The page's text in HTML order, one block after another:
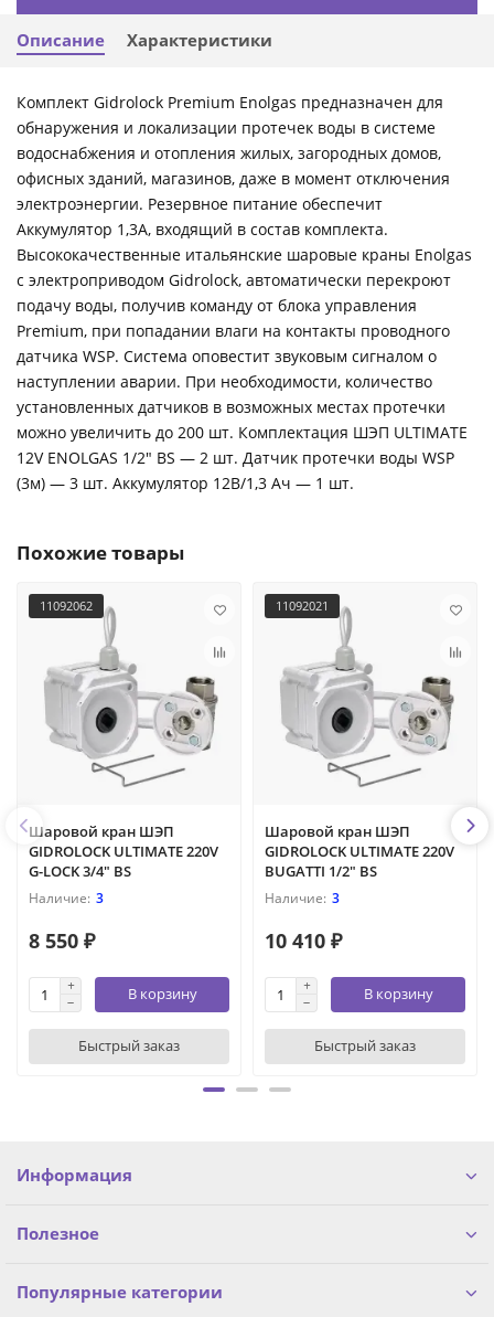
Описание Характеристики
Комплект Gidrоlock Premium Enolgas предназначен для
обнаружения и локализации протечек воды в системе
водоснабжения и отопления жилых, загородных домов,
офисных зданий, магазинов, даже в момент отключения
электроэнергии. Резервное питание обеспечит
Аккумулятор 1,3А, входящий в состав комплекта.
Высококачественные итальянские шаровые краны Enolgas
с электроприводом Gidrolock, автоматически перекроют
подачу воды, получив команду от блока управления
Premium, при попадании влаги на контакты проводного
датчика WSP. Система оповестит звуковым сигналом о
наступлении аварии. При необходимости, количество
установленных датчиков в возможных местах протечки
можно увеличить до 200 шт. Комплектация ШЭП ULTIMATE
12V ENOLGAS 1/2" BS — 2 шт. Датчик протечки воды WSP
(3м) — 3 шт. Аккумулятор 12В/1,3 Ач — 1 шт.
Похожие товары
11092062
Шаровой кран ШЭП
GIDROLOCK ULTIMATE 220V
G-LOCK 3/4" BS
3
8 550 ₽
В корзину
Быстрый заказ
11092021
Шаровой кран ШЭП
GIDROLOCK ULTIMATE 220V
BUGATTI 1/2" BS
3
10 410 ₽
В корзину
Быстрый заказ
Информация
Полезное
Популярные категории